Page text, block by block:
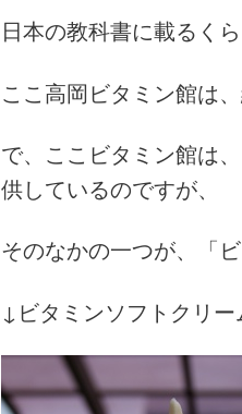
日本の教科書に載るく
ここ高岡ビタミン館は
で、ここビタミン館は
供しているのですが、
そのなかの一つが、「
↓ビタミンソフトクリー